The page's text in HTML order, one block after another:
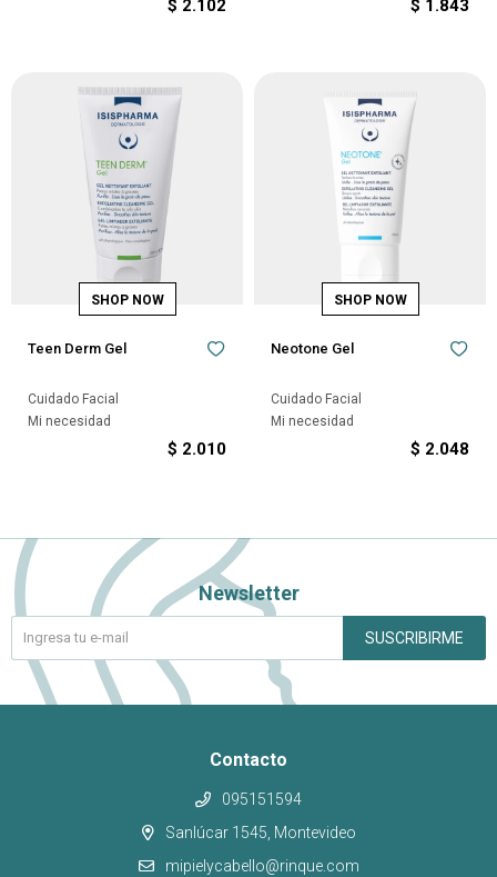
$ 2.102 $ 1.843
Teen Derm Gel
Cuidado Facial
Mi necesidad
$ 2.010
Neotone Gel
Cuidado Facial
Mi necesidad
$ 2.048
Contacto
095151594
Sanlúcar 1545, Montevideo
mipielycabello@rinque.com
Newsletter
SUSCRIBIRME